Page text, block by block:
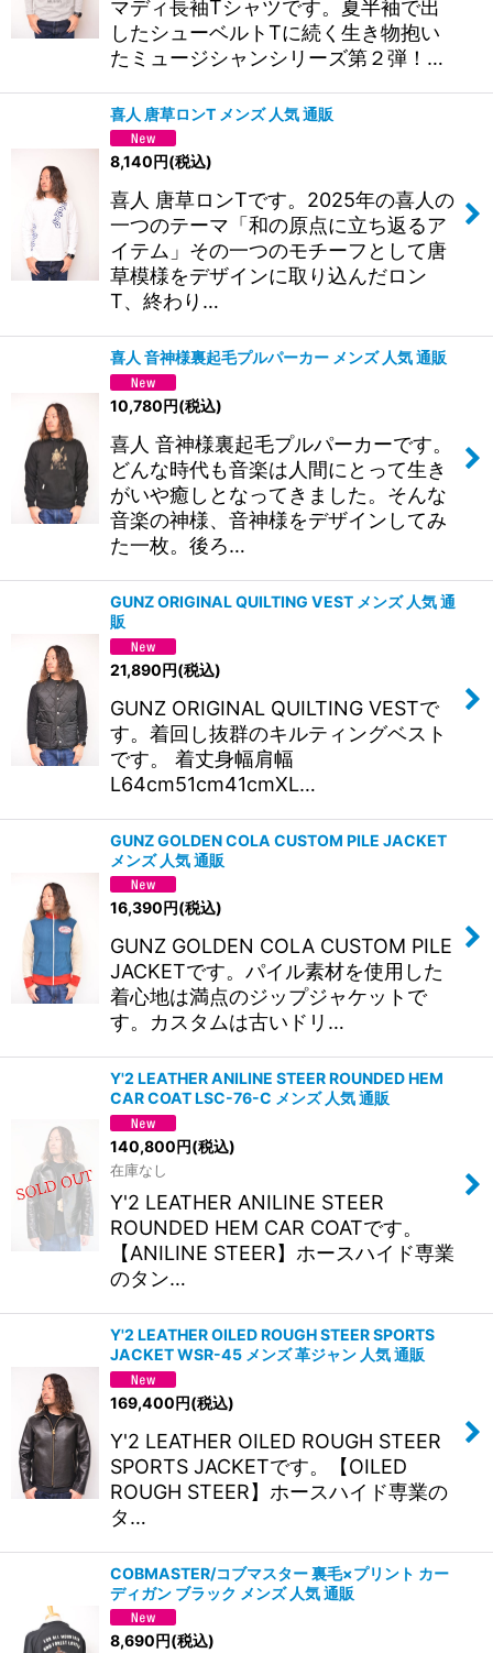
マディ長袖Tシャツです。夏半袖で出
したシューベルトTに続く生き物抱い
たミュージシャンシリーズ第２弾！…
喜人 唐草ロンT メンズ 人気 通販
8,140円(税込)
喜人 唐草ロンTです。2025年の喜人の
一つのテーマ「和の原点に立ち返るア
イテム」その一つのモチーフとして唐
草模様をデザインに取り込んだロン
T、終わり…
喜人 音神様裏起毛プルパーカー メンズ 人気 通販
10,780円(税込)
喜人 音神様裏起毛プルパーカーです。
どんな時代も音楽は人間にとって生き
がいや癒しとなってきました。そんな
音楽の神様、音神様をデザインしてみ
た一枚。後ろ…
GUNZ ORIGINAL QUILTING VEST メンズ 人気 通
販
21,890円(税込)
GUNZ ORIGINAL QUILTING VESTで
す。着回し抜群のキルティングベスト
です。 着丈身幅肩幅
L64cm51cm41cmXL…
GUNZ GOLDEN COLA CUSTOM PILE JACKET
メンズ 人気 通販
16,390円(税込)
GUNZ GOLDEN COLA CUSTOM PILE
JACKETです。パイル素材を使用した
着心地は満点のジップジャケットで
す。カスタムは古いドリ…
Y'2 LEATHER ANILINE STEER ROUNDED HEM
CAR COAT LSC-76-C メンズ 人気 通販
140,800円(税込)
在庫なし
Y'2 LEATHER ANILINE STEER
ROUNDED HEM CAR COATです。
【ANILINE STEER】ホースハイド専業
のタン…
Y'2 LEATHER OILED ROUGH STEER SPORTS
JACKET WSR-45 メンズ 革ジャン 人気 通販
169,400円(税込)
Y'2 LEATHER OILED ROUGH STEER
SPORTS JACKETです。【OILED
ROUGH STEER】ホースハイド専業の
タ…
COBMASTER/コブマスター 裏毛×プリント カー
ディガン ブラック メンズ 人気 通販
8,690円(税込)